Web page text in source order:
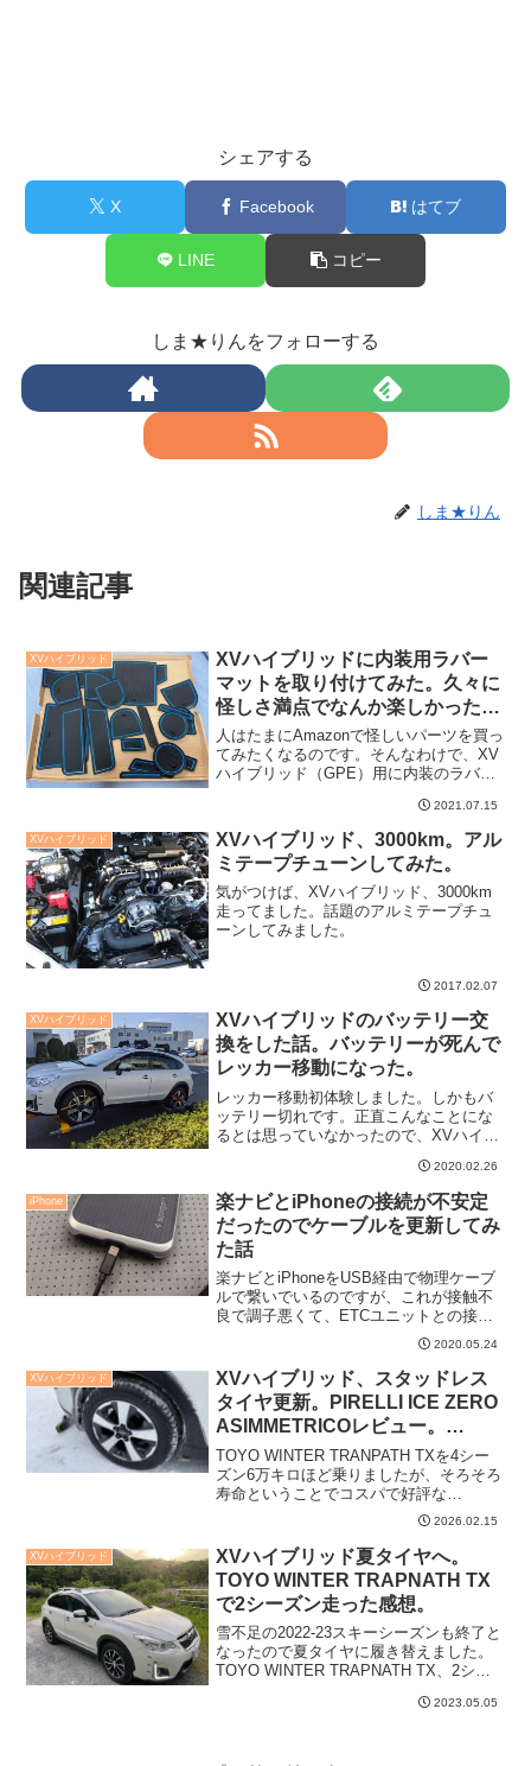
シェアする
X Facebook はてブ
LINE コピー
しま★りんをフォローする
しま★りん
関連記事
XVハイブリッド
XVハイブリッドに内装用ラバー
マットを取り付けてみた。久々に
怪しさ満点でなんか楽しかった
話。
人はたまにAmazonで怪しいパーツを買っ
てみたくなるのです。そんなわけで、XV
ハイブリッド（GPE）用に内装のラバー
た。怪しさ満点の中国製で、サイズが合
っていないところもありましたが、まあ
とりあえずこん...
2021.07.15
XVハイブリッド
XVハイブリッド、3000km。アル
ミテープチューンしてみた。
気がつけば、XVハイブリッド、3000km
走ってました。話題のアルミテープチュ
ーンしてみました。
2017.02.07
XVハイブリッド
XVハイブリッドのバッテリー交
換をした話。バッテリーが死んで
レッカー移動になった。
レッカー移動初体験しました。しかもバ
ッテリー切れです。正直こんなことにな
るとは思っていなかったので、XVハイブ
うなるか、その顛末をまとめておきま
す。これはハイブリッド車に乗っている
人には是非見てほしいお...
2020.02.26
iPhone
楽ナビとiPhoneの接続が不安定
だったのでケーブルを更新してみ
た話
楽ナビとiPhoneをUSB経由で物理ケーブ
ルで繋いでいるのですが、これが接触不
良で調子悪くて、ETCユニットとの接続
まで不安定になるという事象が起きてい
たので、ケーブルを交換しました。つい
でにそんな時の楽ナビの再起動方法につ
いても調べてみ...
2020.05.24
XVハイブリッド
XVハイブリッド、スタッドレス
タイヤ更新。PIRELLI ICE ZERO
ASIMMETRICOレビュー。
WINTER TRANPATH TXから4シ
ーズンで履き替え。コスパで選ん
だけど感触は良好。
TOYO WINTER TRANPATH TXを4シー
ズン6万キロほど乗りましたが、そろそろ
寿命ということでコスパで好評な
PIRELLI ICE ZERO ASIMMETRICOに履
き替えました。普通に良いタイヤだと感
じています。国産スタッ...
2026.02.15
XVハイブリッド
XVハイブリッド夏タイヤへ。
TOYO WINTER TRAPNATH TX
で2シーズン走った感想。
雪不足の2022-23スキーシーズンも終了と
なったので夏タイヤに履き替えました。
TOYO WINTER TRAPNATH TX、2シー
です。やっぱりXVハイブリッドには
2023.05.05